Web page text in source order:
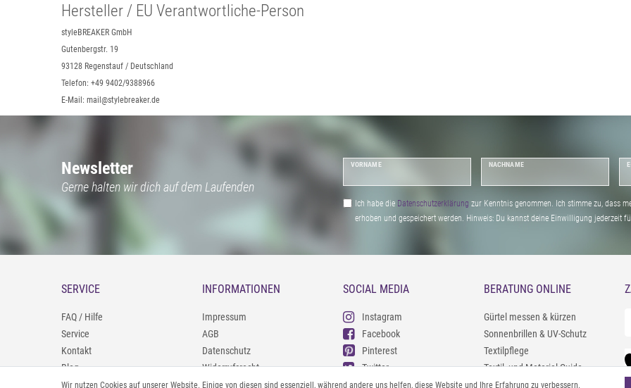
Hersteller / EU Verantwortliche-Person
styleBREAKER GmbH
Gutenbergstr. 19
93128 Regenstauf / Deutschland
Telefon: +49 9402/9388966
E-Mail: mail@stylebreaker.de
Newsletter
Gerne halten wir dich auf dem Laufenden
VORNAME NACHNAME
Ich habe die Daten­schutz­erklärung zur Kenntnis genommen. Ich stimme zu, dass
erhoben und gespeichert werden. Hinweis: Du kannst deine Einwilligung jederzeit
SERVICE
FAQ / Hilfe
Service
Kontakt
Blog
09402/9388966
INFORMATIONEN
Impressum
AGB
Datenschutz
Widerrufsrecht
Zahlung und Versand
SOCIAL MEDIA
Instagram
Facebook
Pinterest
Twitter
Youtube
BERATUNG ONLINE
Gürtel messen & kürzen
Sonnenbrillen & UV-Schutz
Textilpflege
Textil- und Material-Guide
Geldbörse richtig organisieren
Wir nutzen Cookies auf unserer Website. Einige von diesen sind essenziell, während andere uns helfen, diese Website und Ihre Erfahrung zu verbessern.